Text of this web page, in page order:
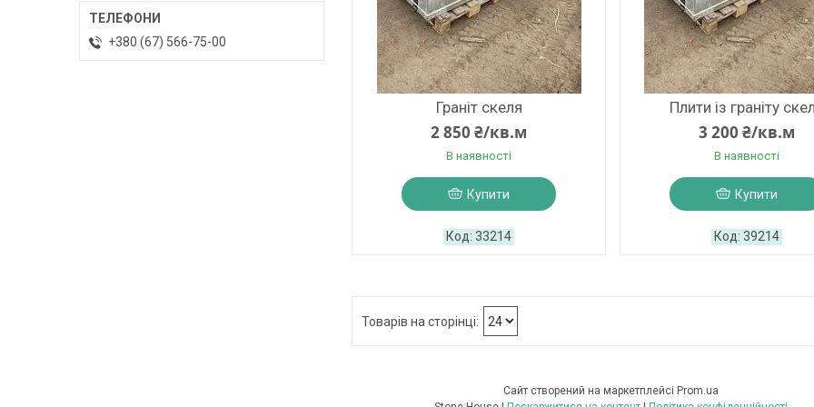
Граніт скеля
2 850 ₴/кв.м
В наявності
Купити
33214
Плити із граніту
3 200 ₴/кв.м
В наявності
Купити
39214
+380 (67) 566-75-00
Сайт створений на маркетплейсі Prom.ua